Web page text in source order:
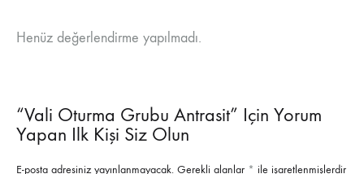
Henüz değerlendirme yapılmadı.
“Vali Oturma Grubu Antrasit” Için Yorum
Yapan Ilk Kişi Siz Olun
E-posta adresiniz yayınlanmayacak. Gerekli alanlar * ile işaretlenmişlerdir